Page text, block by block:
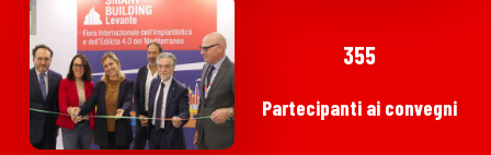
355
Partecipanti ai convegni